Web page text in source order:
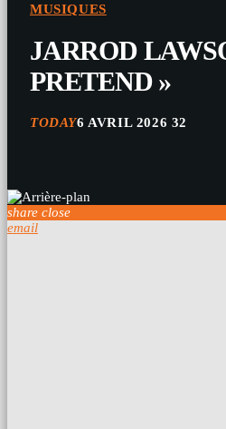
MUSIQUES
JARROD
PRETEND »
TODAY6 AVRIL 2026 32
share close
email